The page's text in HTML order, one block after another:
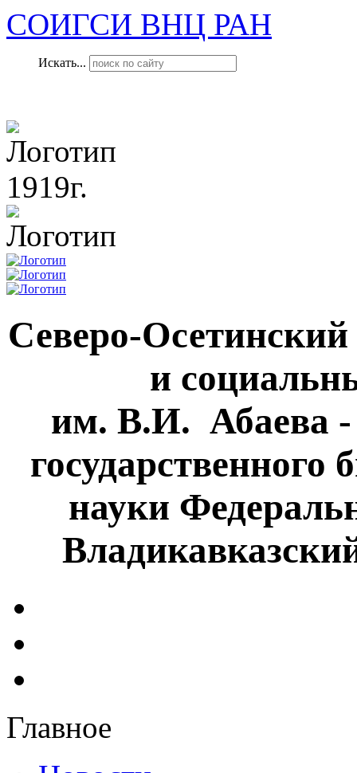
СОИГСИ ВНЦ РАН
Искать...
1919г.
Северо-
и
им. В.И. Абаева -
науки
Главное